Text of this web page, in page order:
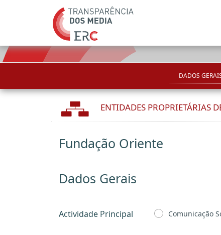
DADOS
ENTIDADES PROPRIETÁRIAS
Fundação Oriente
Dados Gerais
Actividade Principal Comunicação